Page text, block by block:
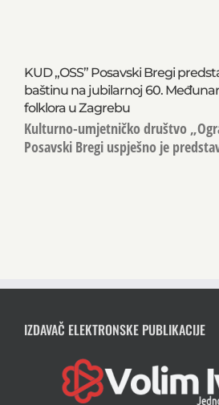
KUD „OSS” Posavski Bregi
baštinu na jubilarnoj 60.
folklora u Zagrebu
Kulturno-umjetničko društvo
Posavski Bregi uspješno je
IZDAVAČ ELEKTRONSKE PUBLIKACIJE